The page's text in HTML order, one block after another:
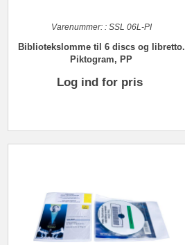
Varenummer:: SSL 06L-PI
Bibliotekslomme til 6 discs og libretto.
Piktogram, PP
Log ind for pris